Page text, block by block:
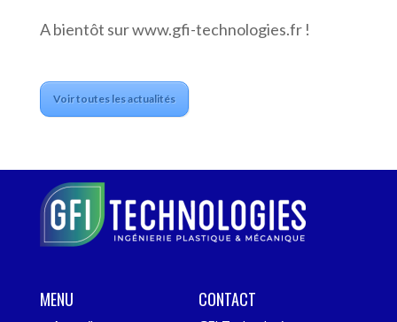
A bientôt sur www.gfi-technologies.fr !
Voir toutes les actualités
MENU CONTACT